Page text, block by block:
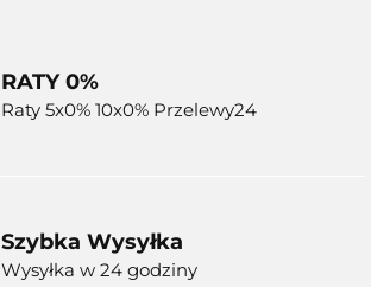
RATY 0%
Raty 5x0% 10x0% Przelewy24
Szybka Wysyłka
Wysyłka w 24 godziny